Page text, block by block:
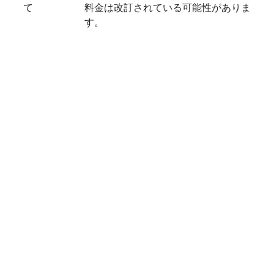
て
料金は改訂されている可能性がありま
す。